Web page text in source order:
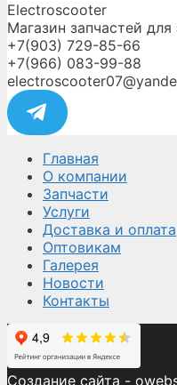
Electroscooter
Магазин запчастей
+7(903) 729-85-66
+7(966) 083-99-88
Главная
О компании
Запчасти
Услуги
Доставка и оплата
Оптовикам
Галерея
Новости
Контакты
Создание сайта -